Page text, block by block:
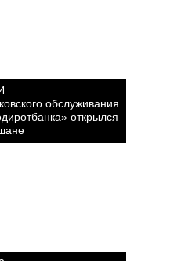
обслуживания
открылся